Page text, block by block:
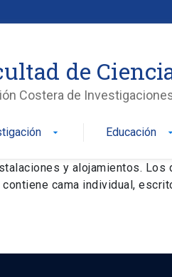
de
Costera de
arrow_drop_down Educación arrow_drop_down
y alojamientos.
cama individual,